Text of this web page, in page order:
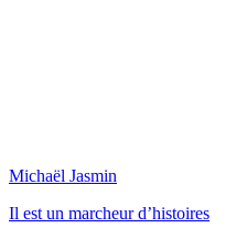
Michaël Jasmin
Il est un marcheur d’histoires